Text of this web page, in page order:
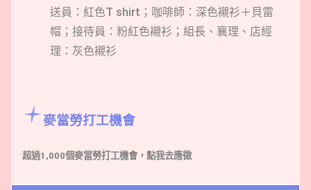
送員：紅色T shirt；咖啡師：深色襯衫＋貝雷
帽；接待員：粉紅色襯衫；組長、襄理、店經
理：灰色襯衫
麥當勞打工機會
超過1,000個麥當勞打工機會，點我去應徵